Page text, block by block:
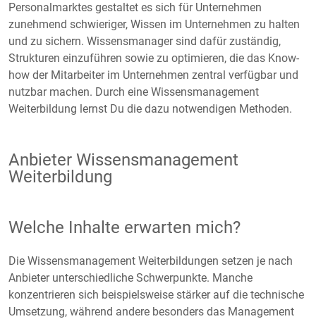
Personalmarktes gestaltet es sich für Unternehmen
zunehmend schwieriger, Wissen im Unternehmen zu halten
und zu sichern. Wissensmanager sind dafür zuständig,
Strukturen einzuführen sowie zu optimieren, die das Know-
how der Mitarbeiter im Unternehmen zentral verfügbar und
nutzbar machen. Durch eine Wissensmanagement
Weiterbildung lernst Du die dazu notwendigen Methoden.
Anbieter Wissensmanagement
Weiterbildung
Welche Inhalte erwarten mich?
Die Wissensmanagement Weiterbildungen setzen je nach
Anbieter unterschiedliche Schwerpunkte. Manche
konzentrieren sich beispielsweise stärker auf die technische
Umsetzung, während andere besonders das Management